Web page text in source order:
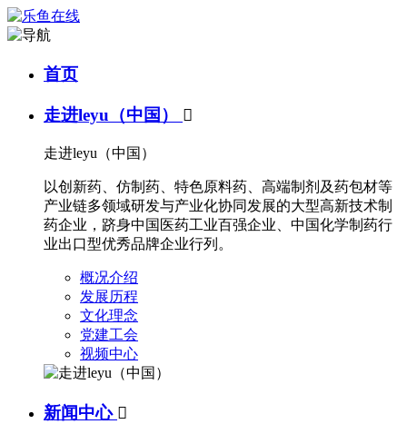
首页
走进leyu（中国） 
走进leyu（中国）
以创新药、仿制药、特色原料药、高端制剂及药包材等
产业链多领域研发与产业化协同发展的大型高新技术制
药企业，跻身中国医药工业百强企业、中国化学制药行
业出口型优秀品牌企业行列。
概况介绍
发展历程
文化理念
党建工会
视频中心
新闻中心 